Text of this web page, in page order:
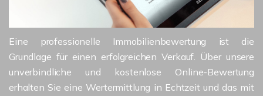
Eine professionelle Immobilienbewertung ist die
Grundlage für einen erfolgreichen Verkauf. Über unsere
unverbindliche und kostenlose Online-Bewertung
erhalten Sie eine Wertermittlung in Echtzeit und das mit